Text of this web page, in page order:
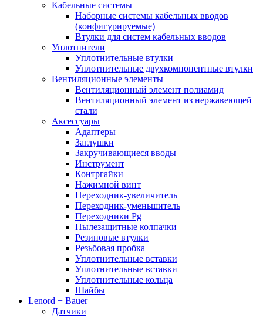
Кабельные системы
Наборные системы кабельных вводов
(конфигурируемые)
Втулки для систем кабельных вводов
Уплотнители
Уплотнительные втулки
Уплотнительные двухкомпонентные втулки
Вентиляционные элементы
Вентиляционный элемент полиамид
Вентиляционный элемент из нержавеющей
стали
Аксессуары
Адаптеры
Заглушки
Закручивающиеся вводы
Инструмент
Контргайки
Нажимной винт
Переходник-увеличитель
Переходник-уменьшитель
Переходники Pg
Пылезащитные колпачки
Резиновые втулки
Резьбовая пробка
Уплотнительные вставки
Уплотнительные вставки
Уплотнительные кольца
Шайбы
Lenord + Bauer
Датчики